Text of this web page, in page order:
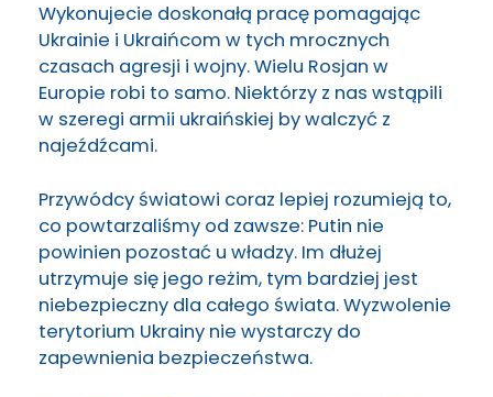
Wykonujecie doskonałą pracę pomagając
Ukrainie i Ukraińcom w tych mrocznych
czasach agresji i wojny. Wielu Rosjan w
Europie robi to samo. Niektórzy z nas wstąpili
w szeregi armii ukraińskiej by walczyć z
najeźdźcami.
Przywódcy światowi coraz lepiej rozumieją to,
co powtarzaliśmy od zawsze: Putin nie
powinien pozostać u władzy. Im dłużej
utrzymuje się jego reżim, tym bardziej jest
niebezpieczny dla całego świata. Wyzwolenie
terytorium Ukrainy nie wystarczy do
zapewnienia bezpieczeństwa.